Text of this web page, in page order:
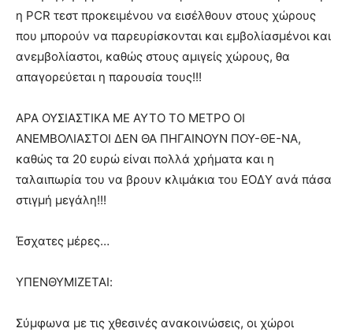
η PCR τεστ προκειμένου να εισέλθουν στους χώρους
που μπορούν να παρευρίσκονται και εμβολίασμένοι και
ανεμβολίαστοι, καθώς στους αμιγείς χώρους, θα
απαγορεύεται η παρουσία τους!!!
ΑΡΑ ΟΥΣΙΑΣΤΙΚΑ ΜΕ ΑΥΤΟ ΤΟ ΜΕΤΡΟ ΟΙ
ΑΝΕΜΒΟΛΙΑΣΤΟΙ ΔΕΝ ΘΑ ΠΗΓΑΙΝΟΥΝ ΠΟΥ-ΘΕ-ΝΑ,
καθώς τα 20 ευρώ είναι πολλά χρήματα και η
ταλαιπωρία του να βρουν κλιμάκια του ΕΟΔΥ ανά πάσα
στιγμή μεγάλη!!!
Έσχατες μέρες…
ΥΠΕΝΘΥΜΙΖΕΤΑΙ:
Σύμφωνα με τις χθεσινές ανακοινώσεις, οι χώροι